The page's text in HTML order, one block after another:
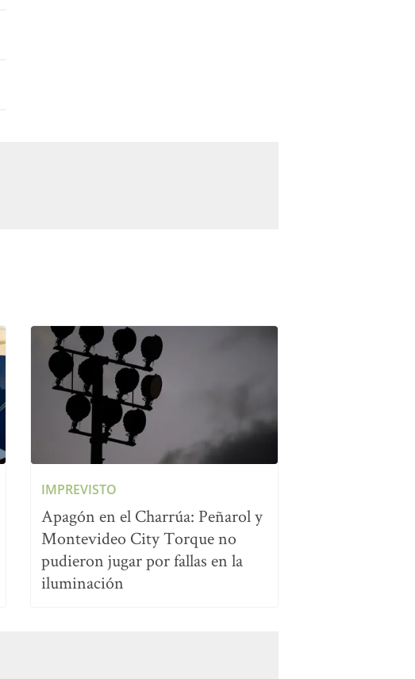
IMPREVISTO
Apagón en el Charrúa: Peñarol y
Montevideo City Torque no
pudieron jugar por fallas en la
iluminación